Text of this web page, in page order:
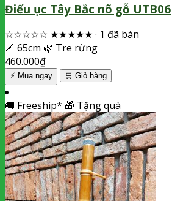
Điếu ục Tây Bắc nõ gỗ UTB06
☆☆☆☆☆ ★★★★★ · 1 đã bán
📐 65cm 🌿 Tre rừng
460.000₫
⚡ Mua ngay 🛒 Giỏ hàng
🚚 Freeship* 🎁 Tặng quà